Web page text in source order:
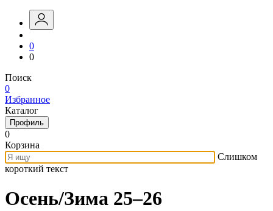
0
0
Поиск
0
Избранное
Каталог
Профиль
0
Корзина
Слишком
короткий текст
Осень/Зима 25–26